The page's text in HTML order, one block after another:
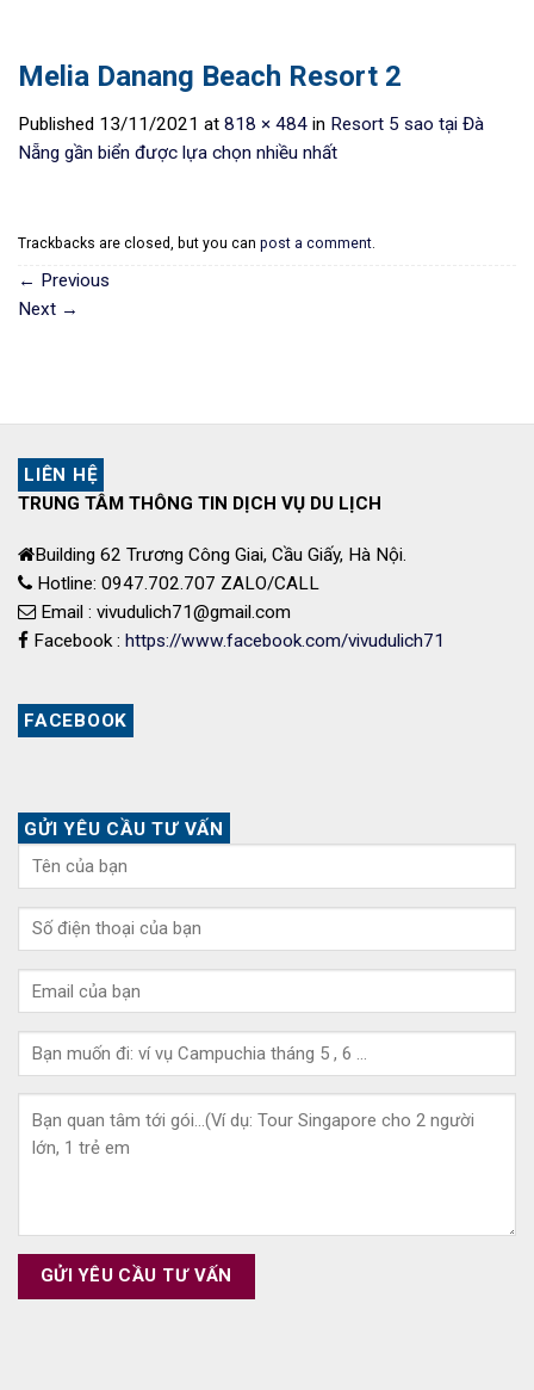
Melia Danang Beach Resort 2
Published 13/11/2021 at 818 × 484 in Resort 5 sao tại Đà
Nẵng gần biển được lựa chọn nhiều nhất
Trackbacks are closed, but you can post a comment.
← Previous
Next →
LIÊN HỆ
TRUNG TÂM THÔNG TIN DỊCH VỤ DU LỊCH
Building 62 Trương Công Giai, Cầu Giấy, Hà Nội.
Hotline: 0947.702.707 ZALO/CALL
Email : vivudulich71@gmail.com
Facebook : https://www.facebook.com/vivudulich71
FACEBOOK
GỬI YÊU CẦU TƯ VẤN